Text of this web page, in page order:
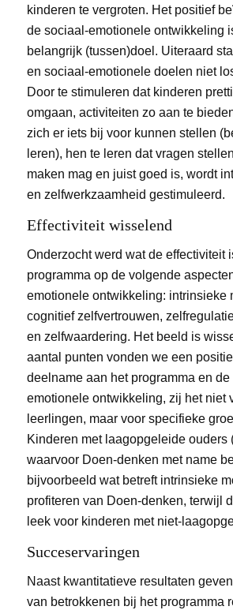
kinderen te vergroten. Het positief
de sociaal-emotionele ontwikkeling
belangrijk (tussen)doel. Uiteraard
en sociaal-emotionele doelen niet
Door te stimuleren dat kinderen
omgaan, activiteiten zo aan te
zich er iets bij voor kunnen stellen
leren), hen te leren dat vragen
maken mag en juist goed is, wordt
en zelfwerkzaamheid gestimuleerd.
Effectiviteit wisselend
Onderzocht werd wat de effectiviteit
programma op de volgende
emotionele ontwikkeling: intrinsieke
cognitief zelfvertrouwen,
en zelfwaardering. Het beeld is
aantal punten vonden we een
deelname aan het programma en
emotionele ontwikkeling, zij het niet
leerlingen, maar voor specifieke
Kinderen met laagopgeleide ouders
waarvoor Doen-denken met name
bijvoorbeeld wat betreft intrinsieke
profiteren van Doen-denken, terwijl
leek voor kinderen met niet-
Succeservaringen
Naast kwantitatieve resultaten
van betrokkenen bij het programma